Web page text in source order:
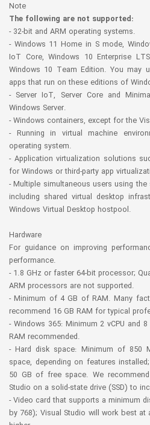
Note
The following are not supported:
- 32-bit and ARM operating systems.
- Windows 11 Home in S mode,
IoT Core, Windows 10 Enterprise
Windows 10 Team Edition. You may
apps that run on these editions of
- Server IoT, Server Core and
Windows Server.
- Windows containers, except for the
- Running in virtual machine
operating system.
- Application virtualization solutions
for Windows or third-party app
- Multiple simultaneous users using
including shared virtual desktop
Windows Virtual Desktop hostpool.
Hardware
For guidance on improving
performance.
- 1.8 GHz or faster 64-bit processor;
ARM processors are not supported.
- Minimum of 4 GB of RAM. Many
recommend 16 GB RAM for typical
- Windows 365: Minimum 2 vCPU and
RAM recommended.
- Hard disk space: Minimum of 850
space, depending on features
50 GB of free space. We
Studio on a solid-state drive (SSD) to
- Video card that supports a minimum
by 768); Visual Studio will work best